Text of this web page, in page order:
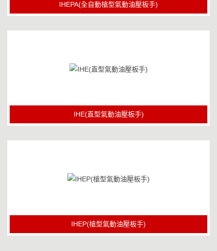
IHEPA(全自動槍型氣動油壓板手)
IHE(直型氣動油壓板手)
IHEP(槍型氣動油壓板手)